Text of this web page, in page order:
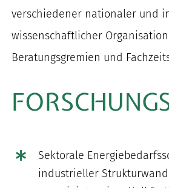
verschiedener nationaler und
wissenschaftlicher
Beratungsgremien und
Sektorale
industrieller